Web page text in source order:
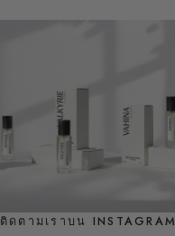
ติดตามเราบน INSTAGRAM